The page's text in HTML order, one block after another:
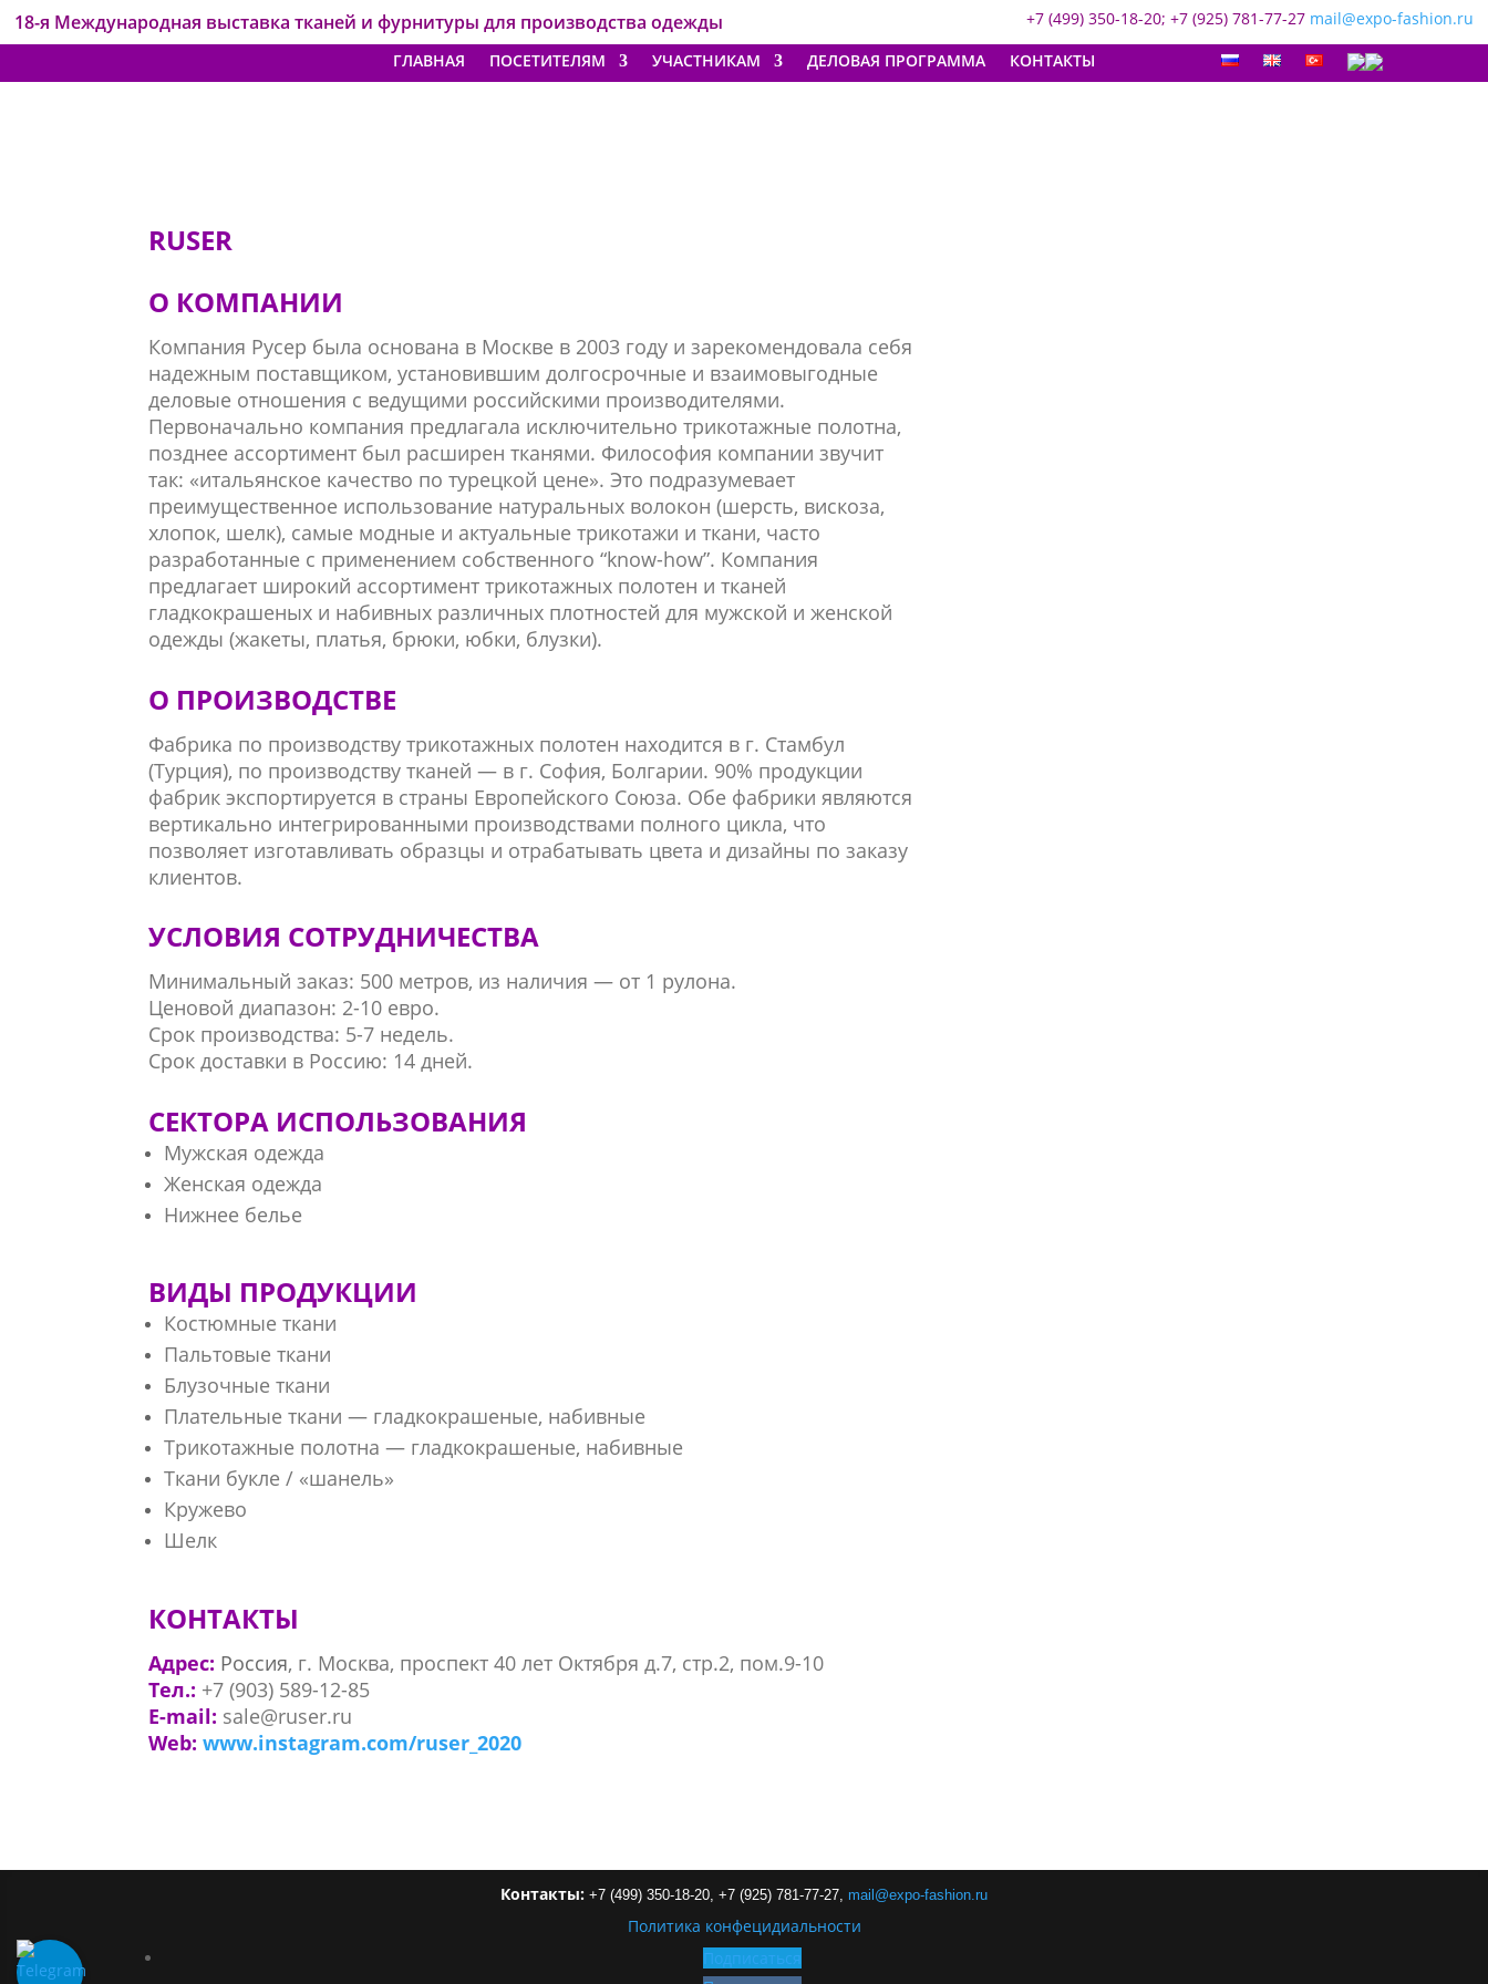
18-я Международная выставка тканей и фурнитуры для производства одежды +7 (499) 350-18-20; +7 (925) 781-77-27 mail@expo-fashion.ru
ГЛАВНАЯ
ПОСЕТИТЕЛЯМ УЧАСТНИКАМ ДЕЛОВАЯ ПРОГРАММА КОНТАКТЫ
RUSER
О КОМПАНИИ
Компания Русер была основана в Москве в 2003 году и зарекомендовала себя
надежным поставщиком, установившим долгосрочные и взаимовыгодные
деловые отношения с ведущими российскими производителями.
Первоначально компания предлагала исключительно трикотажные полотна,
позднее ассортимент был расширен тканями. Философия компании звучит
так: «итальянское качество по турецкой цене». Это подразумевает
преимущественное использование натуральных волокон (шерсть, вискоза,
хлопок, шелк), самые модные и актуальные трикотажи и ткани, часто
разработанные с применением собственного “know-how”. Компания
предлагает широкий ассортимент трикотажных полотен и тканей
гладкокрашеных и набивных различных плотностей для мужской и женской
одежды (жакеты, платья, брюки, юбки, блузки).
О ПРОИЗВОДСТВЕ
Фабрика по производству трикотажных полотен находится в г. Стамбул
(Турция), по производству тканей — в г. София, Болгарии. 90% продукции
фабрик экспортируется в страны Европейского Союза. Обе фабрики являются
вертикально интегрированными производствами полного цикла, что
позволяет изготавливать образцы и отрабатывать цвета и дизайны по заказу
клиентов.
УСЛОВИЯ СОТРУДНИЧЕСТВА
Минимальный заказ: 500 метров, из наличия — от 1 рулона.
Ценовой диапазон: 2-10 евро.
Срок производства: 5-7 недель.
Срок доставки в Россию: 14 дней.
СЕКТОРА ИСПОЛЬЗОВАНИЯ
Мужская одежда
Женская одежда
Нижнее белье
ВИДЫ ПРОДУКЦИИ
Костюмные ткани
Пальтовые ткани
Блузочные ткани
Плательные ткани — гладкокрашеные, набивные
Трикотажные полотна — гладкокрашеные, набивные
Ткани букле / «шанель»
Кружево
Шелк
КОНТАКТЫ
Адрес: Россия, г. Москва, проспект 40 лет Октября д.7, стр.2, пом.9-10
Тел.: +7 (903) 589-12-85
E-mail: sale@ruser.ru
Web:www.instagram.com/ruser_2020
Контакты: +7 (499) 350-18-20, +7 (925) 781-77-27, mail@expo-fashion ru
Политика конфецидиальности